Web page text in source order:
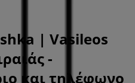
| Vasileos
-
και τηλέφωνο